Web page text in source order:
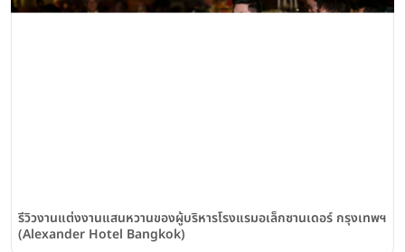
รีวิวงานแต่งงานแสนหวานของผู้บริหารโรงแรมอเล็กซานเดอร์ กรุงเทพฯ
(Alexander Hotel Bangkok)